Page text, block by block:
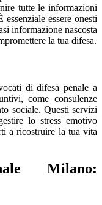
tutte le informazioni
essere onesti
informazione nascosta
la tua difesa.
di difesa penale a
come consulenze
sociale. Questi servizi
lo stress emotivo
a ricostruire la tua vita
Milano: